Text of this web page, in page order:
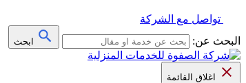
تواصل مع الشركة
البحث عن:
ابحث
اغلاق القائمة